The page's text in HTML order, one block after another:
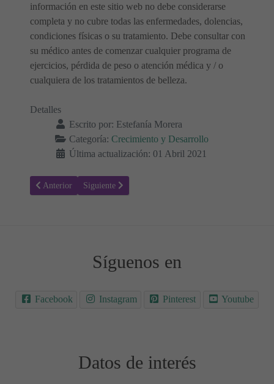
información en este sitio web no debe considerarse
completa y no cubre todas las enfermedades, dolencias,
condiciones físicas o su tratamiento. Debe consultar con
su médico antes de comenzar cualquier programa de
ejercicios, pérdida de peso o atención médica y / o
cualquiera de los tratamientos de belleza.
Detalles
Escrito por: Estefanía Morera
Categoría: Crecimiento y Desarrollo
Última actualización: 01 Abril 2021
Artículo anterior: Las principales etapas del desarrollo de la visión
Anterior Artículo siguiente: Segundo mes del Bebé - Cambios
Siguiente
Síguenos en
Facebook Instagram Pinterest Youtube
Datos de interés